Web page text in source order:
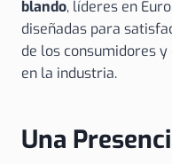
blando, líderes en
diseñadas para
de los consumidores
en la industria.
Una